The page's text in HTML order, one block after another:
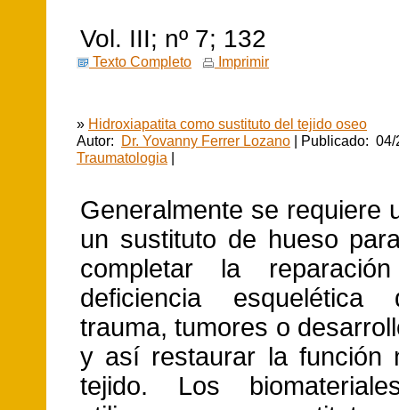
Vol. III; nº 7; 132
Texto Completo Imprimir
» Hidroxiapatita como sustituto del tejido oseo
Autor: Dr. Yovanny Ferrer Lozano | Publicado: 04/
Traumatologia |
Generalmente se requiere
un sustituto de hueso
completar la
deficiencia esquelética
trauma, tumores o
y así restaurar la función
tejido. Los